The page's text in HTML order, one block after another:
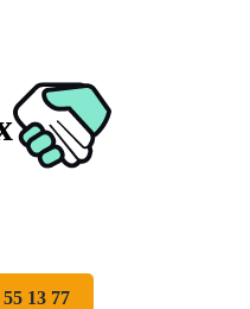
13 77